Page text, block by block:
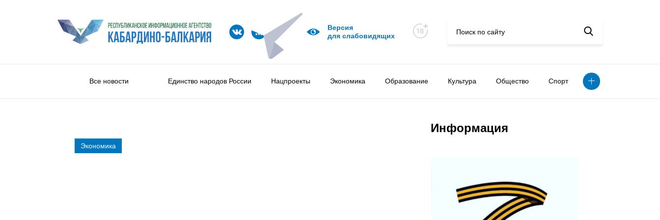
Версия
для слабовидящих
Все новости Единство народов России Нацпроекты Экономика Образование Культура Общество Спорт
Экономика
Информация